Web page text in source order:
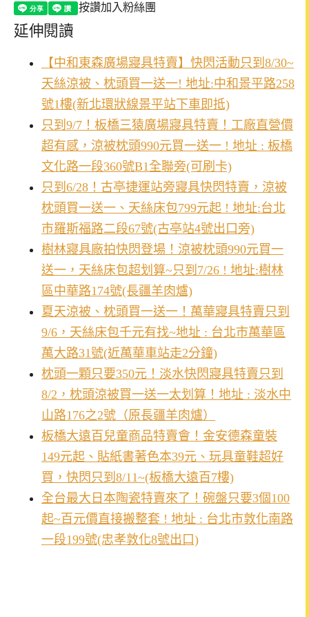
按讚加入粉絲團
延伸閱讀
【中和東森廣場寢具特賣】快閃活動只到8/30~
天絲涼被、枕頭買一送一! 地址:中和景平路258
號1樓(新北環狀線景平站下車即抵)
只到9/7！板橋三猿廣場寢具特賣！工廠直營價
超有感，涼被枕頭990元買一送一 ! 地址 : 板橋
文化路一段360號B1全聯旁(可刷卡)
只到6/28！古亭捷運站旁寢具快閃特賣，涼被
枕頭買一送一、天絲床包799元起 ! 地址:台北
市羅斯福路二段67號(古亭站4號出口旁)
樹林寢具廠拍快閃登場！涼被枕頭990元買一
送一，天絲床包超划算~只到7/26 ! 地址:樹林
區中華路174號(長疆羊肉爐)
夏天涼被、枕頭買一送一！萬華寢具特賣只到
9/6，天絲床包千元有找~地址 : 台北市萬華區
萬大路31號(近萬華車站走2分鐘)
枕頭一顆只要350元！淡水快閃寢具特賣只到
8/2，枕頭涼被買一送一太划算！地址 : 淡水中
山路176之2號（原長疆羊肉爐）
板橋大遠百兒童商品特賣會！金安德森童裝
149元起、貼紙書著色本39元、玩具童鞋超好
買，快閃只到8/11~(板橋大遠百7樓)
全台最大日本陶瓷特賣來了！碗盤只要3個100
起~百元價直接搬整套 ! 地址 : 台北市敦化南路
一段199號(忠孝敦化8號出口)